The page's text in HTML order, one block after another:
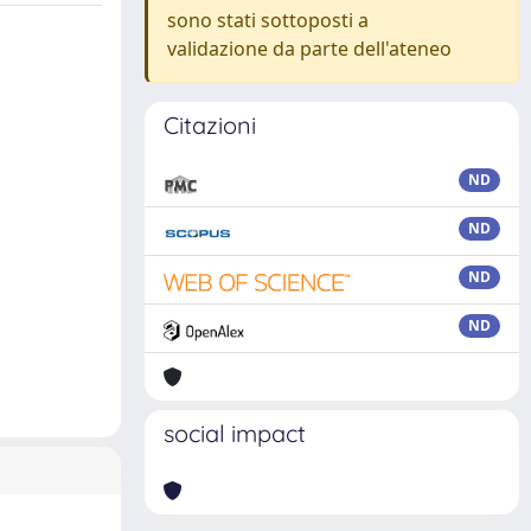
sono stati sottoposti a
validazione da parte dell'ateneo
Citazioni
ND
ND
ND
ND
social impact